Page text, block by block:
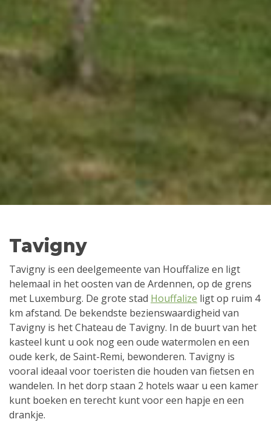
Tavigny
Tavigny is een deelgemeente van Houffalize en ligt
helemaal in het oosten van de Ardennen, op de grens
met Luxemburg. De grote stad Houffalize ligt op ruim 4
km afstand. De bekendste bezienswaardigheid van
Tavigny is het Chateau de Tavigny. In de buurt van het
kasteel kunt u ook nog een oude watermolen en een
oude kerk, de Saint-Remi, bewonderen. Tavigny is
vooral ideaal voor toeristen die houden van fietsen en
wandelen. In het dorp staan 2 hotels waar u een kamer
kunt boeken en terecht kunt voor een hapje en een
drankje.